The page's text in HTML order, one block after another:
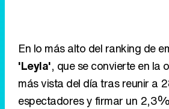
En lo más alto del ranking de
'Leyla', que se convierte en la
más vista del día tras reunir a
espectadores y firmar un